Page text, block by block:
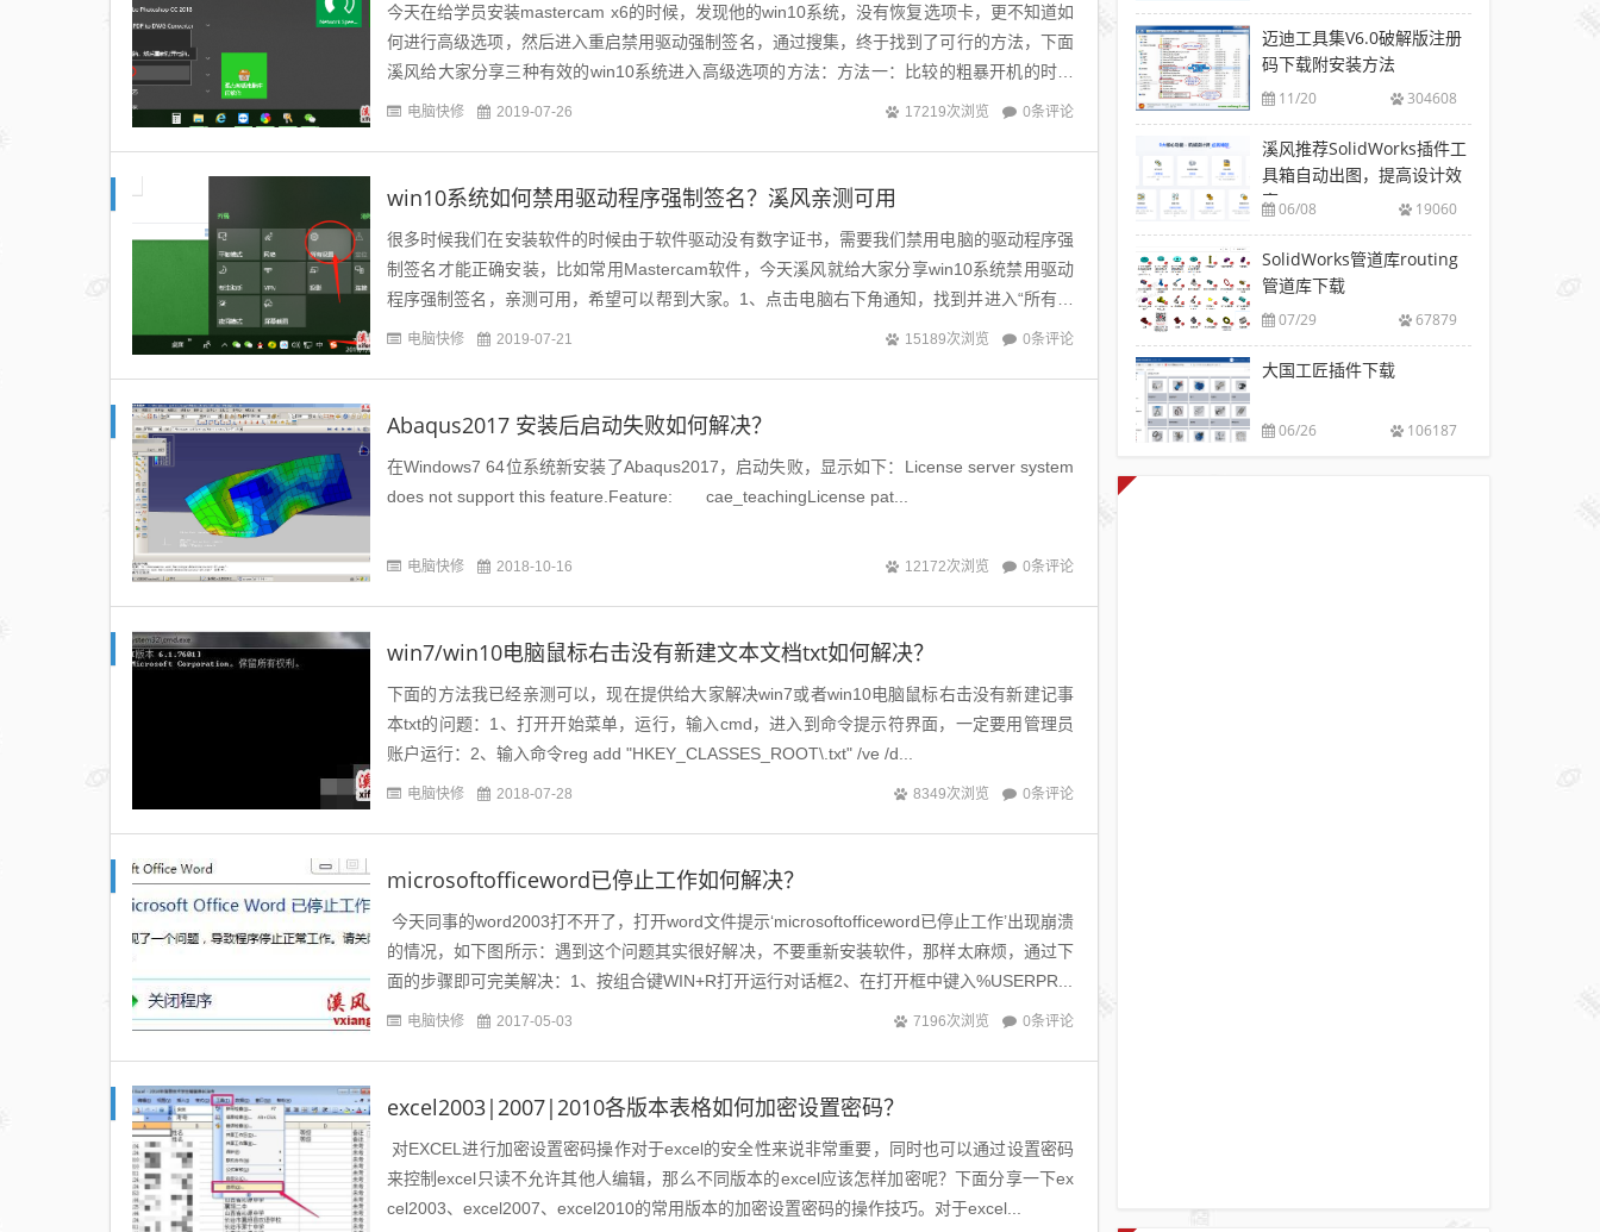
今天在给学员安装mastercam x6的时候，发现他的win10系统，没有恢复选项卡，更不知道如
何进行高级选项，然后进入重启禁用驱动强制签名，通过搜集，终于找到了可行的方法，下面
溪风给大家分享三种有效的win10系统进入高级选项的方法：方法一：比较的粗暴开机的时候
出现windows 徽标的时候强制...
电脑快修 2019-07-26 17219次浏览 0条评论
win10系统如何禁用驱动程序强制签名？溪风亲测可用
很多时候我们在安装软件的时候由于软件驱动没有数字证书，需要我们禁用电脑的驱动程序强
制签名才能正确安装，比如常用Mastercam软件，今天溪风就给大家分享win10系统禁用驱动
程序强制签名，亲测可用，希望可以帮到大家。1、点击电脑右下角通知，找到并进入“所有设
置”。如下图所示2、在所有设置中找到并进...
电脑快修 2019-07-21 15189次浏览 0条评论
Abaqus2017 安装后启动失败如何解决？
在Windows7 64位系统新安装了Abaqus2017，启动失败，显示如下：License server system
does not support this feature.Feature: cae_teachingLicense pat...
电脑快修 2018-10-16 12172次浏览 0条评论
win7/win10电脑鼠标右击没有新建文本文档txt如何解决？
下面的方法我已经亲测可以，现在提供给大家解决win7或者win10电脑鼠标右击没有新建记事
本txt的问题：1、打开开始菜单，运行，输入cmd，进入到命令提示符界面，一定要用管理员
账户运行：2、输入命令reg add "HKEY_CLASSES_ROOT\.txt" /ve /d...
电脑快修 2018-07-28 8349次浏览 0条评论
microsoftofficeword已停止工作如何解决？
今天同事的word2003打不开了，打开word文件提示‘microsoftofficeword已停止工作’出现崩溃
的情况，如下图所示：遇到这个问题其实很好解决，不要重新安装软件，那样太麻烦，通过下
面的步骤即可完美解决：1、按组合键WIN+R打开运行对话框2、在打开框中键入%USERPR...
电脑快修 2017-05-03 7196次浏览 0条评论
excel2003|2007|2010各版本表格如何加密设置密码？
对EXCEL进行加密设置密码操作对于excel的安全性来说非常重要，同时也可以通过设置密码
来控制excel只读不允许其他人编辑，那么不同版本的excel应该怎样加密呢？下面分享一下ex
cel2003、excel2007、excel2010的常用版本的加密设置密码的操作技巧。对于excel...
迈迪工具集V6.0破解版注册
码下载附安装方法
11/20 304608
溪风推荐SolidWorks插件工
具箱自动出图，提高设计效
率06/08 19060
SolidWorks管道库routing
管道库下载
07/29 67879
大国工匠插件下载
06/26 106187